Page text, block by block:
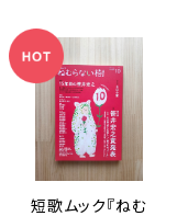
短歌ムック『ねむ